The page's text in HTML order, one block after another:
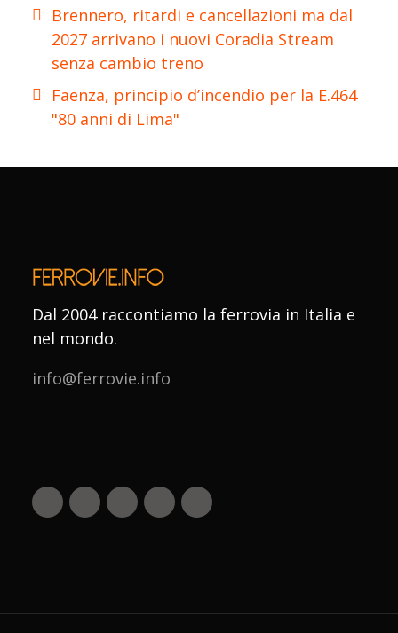
Brennero, ritardi e cancellazioni ma dal
2027 arrivano i nuovi Coradia Stream
senza cambio treno
Faenza, principio d’incendio per la E.464
"80 anni di Lima"
Dal 2004 raccontiamo la ferrovia in Italia e
nel mondo.
info@ferrovie.info